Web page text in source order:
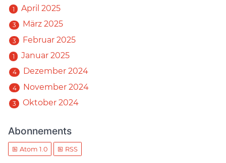
1 April 2025
3 März 2025
3 Februar 2025
1 Januar 2025
4 Dezember 2024
4 November 2024
3 Oktober 2024
Abonnements
Atom 1.0 RSS